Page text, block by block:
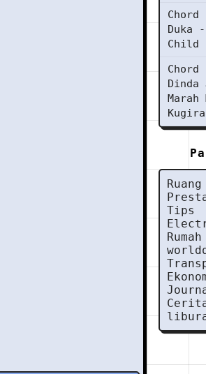
Chord
Duka
Child
Chord
Dinda
Marah
Tips
Rumah